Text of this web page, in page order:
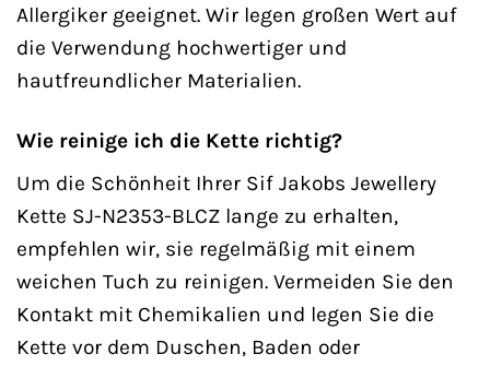
Allergiker geeignet. Wir legen großen Wert auf
die Verwendung hochwertiger und
hautfreundlicher Materialien.
Wie reinige ich die Kette richtig?
Um die Schönheit Ihrer Sif Jakobs Jewellery
Kette SJ-N2353-BLCZ lange zu erhalten,
empfehlen wir, sie regelmäßig mit einem
weichen Tuch zu reinigen. Vermeiden Sie den
Kontakt mit Chemikalien und legen Sie die
Kette vor dem Duschen, Baden oder